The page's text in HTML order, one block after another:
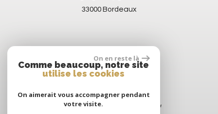
33000 Bordeaux
On en reste là
Comme beaucoup, notre site
utilise les cookies
On aimerait vous accompagner pendant
votre visite.